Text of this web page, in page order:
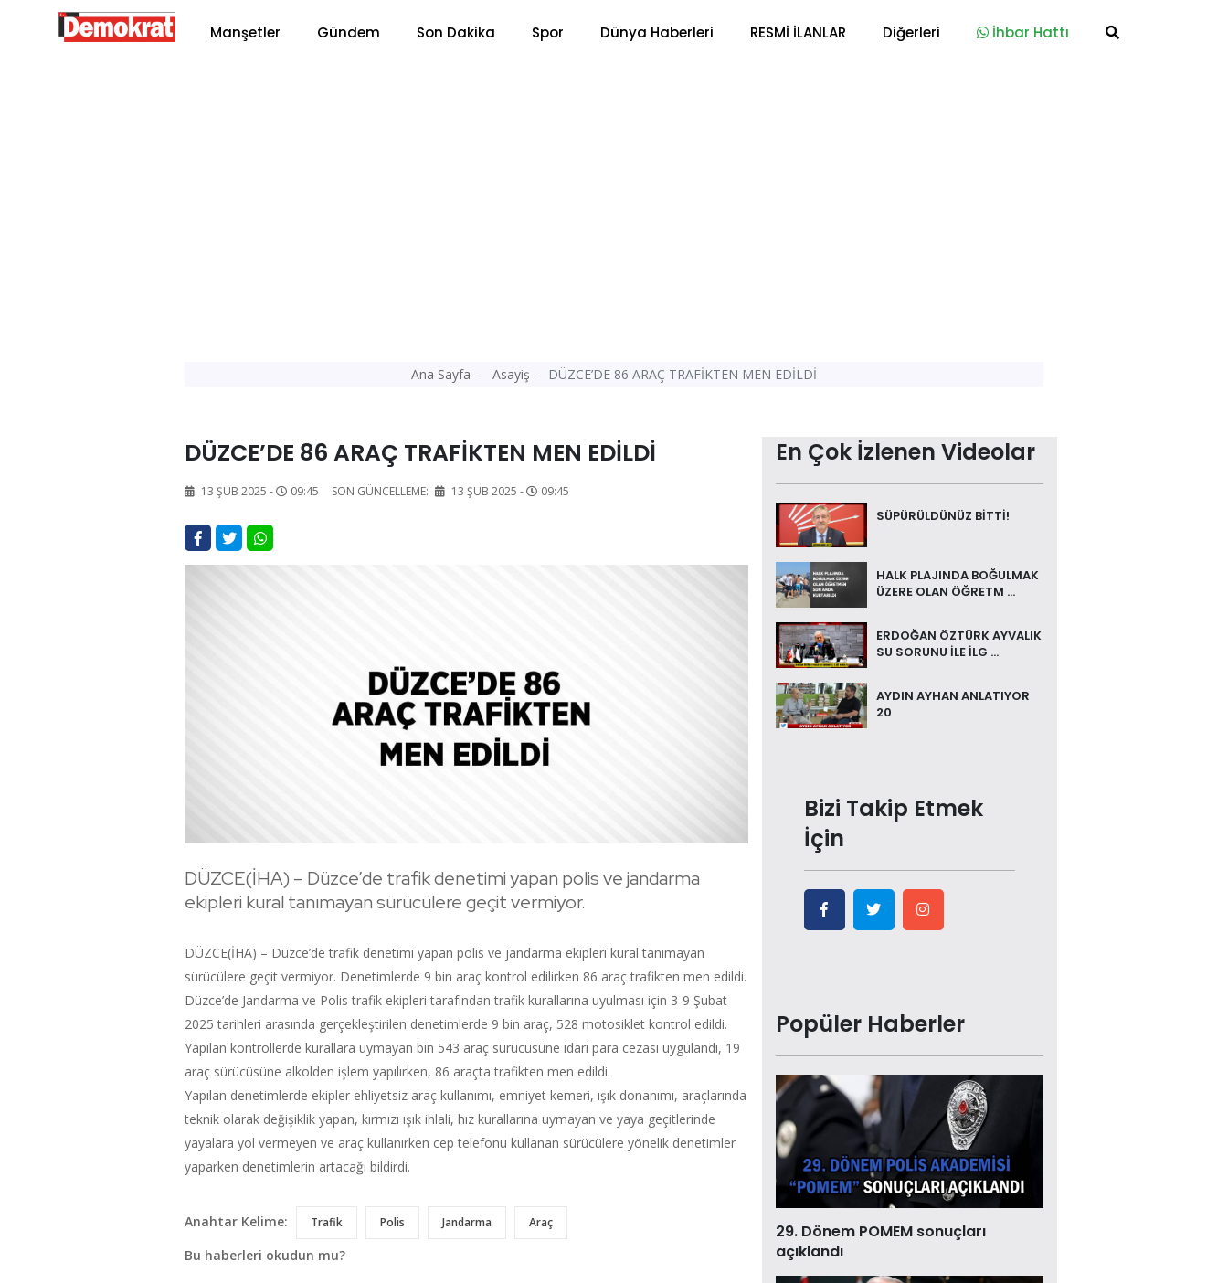
Manşetler Gündem Son Dakika Spor Dünya Haberleri RESMİ İLANLAR Diğerleri İhbar Hattı
Ana Sayfa Asayiş DÜZCE’DE 86 ARAÇ TRAFİKTEN MEN EDİLDİ
DÜZCE’DE 86 ARAÇ TRAFİKTEN MEN EDİLDİ
13 ŞUB 2025 - 09:45 SON GÜNCELLEME: 13 ŞUB 2025 - 09:45
DÜZCE(İHA) – Düzce’de trafik denetimi yapan polis ve jandarma
ekipleri kural tanımayan sürücülere geçit vermiyor.
DÜZCE(İHA) – Düzce’de trafik denetimi yapan polis ve jandarma ekipleri kural tanımayan
sürücülere geçit vermiyor. Denetimlerde 9 bin araç kontrol edilirken 86 araç trafikten men edildi.
Düzce’de Jandarma ve Polis trafik ekipleri tarafından trafik kurallarına uyulması için 3-9 Şubat
2025 tarihleri arasında gerçekleştirilen denetimlerde 9 bin araç, 528 motosiklet kontrol edildi.
Yapılan kontrollerde kurallara uymayan bin 543 araç sürücüsüne idari para cezası uygulandı, 19
araç sürücüsüne alkolden işlem yapılırken, 86 araçta trafikten men edildi.
Yapılan denetimlerde ekipler ehliyetsiz araç kullanımı, emniyet kemeri, ışık donanımı, araçlarında
teknik olarak değişiklik yapan, kırmızı ışık ihlali, hız kurallarına uymayan ve yaya geçitlerinde
yayalara yol vermeyen ve araç kullanırken cep telefonu kullanan sürücülere yönelik denetimler
yaparken denetimlerin artacağı bildirdi.
Anahtar Kelime: Trafik Polis Jandarma Araç
Bu haberleri okudun mu?
En Çok İzlenen Videolar
SÜPÜRÜLDÜNÜZ BİTTİ!
HALK PLAJINDA BOĞULMAK
ÜZERE OLAN ÖĞRETM ...
ERDOĞAN ÖZTÜRK AYVALIK
SU SORUNU İLE İLG ...
AYDIN AYHAN ANLATIYOR
20
Bizi Takip Etmek
İçin
Popüler Haberler
29. Dönem POMEM sonuçları
açıklandı